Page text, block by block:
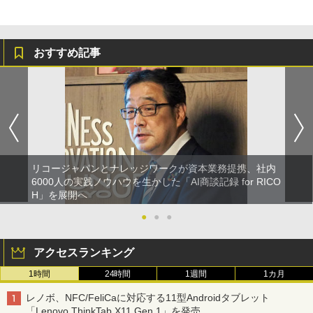
おすすめ記事
リコージャパンとナレッジワークが資本業務提携、社内
6000人の実践ノウハウを生かした「AI商談記録 for RICO
H」を展開へ
●
● ●
アクセスランキング
1時間 24時間 1週間 1カ月
レノボ、NFC/FeliCaに対応する11型Androidタブレット